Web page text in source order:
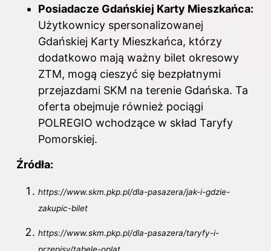
Posiadacze Gdańskiej Karty Mieszkańca:
Użytkownicy spersonalizowanej
Gdańskiej Karty Mieszkańca, którzy
dodatkowo mają ważny bilet okresowy
ZTM, mogą cieszyć się bezpłatnymi
przejazdami SKM na terenie Gdańska. Ta
oferta obejmuje również pociągi
POLREGIO wchodzące w skład Taryfy
Pomorskiej.
Źródła:
https://www.skm.pkp.pl/dla-pasazera/jak-i-gdzie-
zakupic-bilet
https://www.skm.pkp.pl/dla-pasazera/taryfy-i-